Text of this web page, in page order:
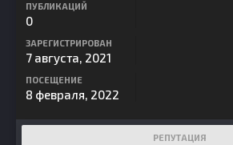
ПУБЛИКАЦИЙ
0
ЗАРЕГИСТРИРОВАН
7 августа, 2021
ПОСЕЩЕНИЕ
8 февраля, 2022
РЕПУТАЦИЯ